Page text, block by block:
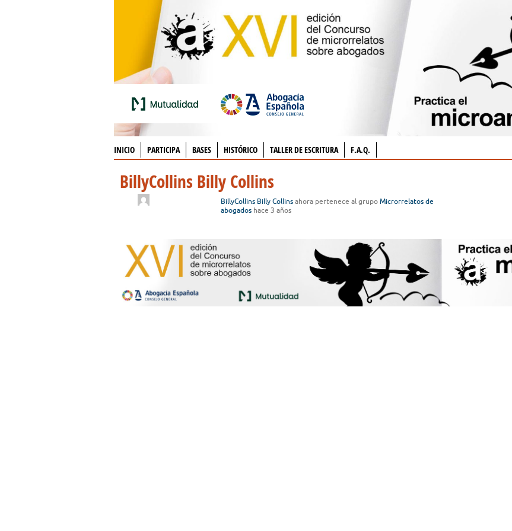
INICIO PARTICIPA BASES HISTÓRICO TALLER DE ESCRITURA F.A.Q.
BillyCollins Billy Collins
BillyCollins Billy Collins ahora pertenece al grupo Microrrelatos de
abogados hace 3 años